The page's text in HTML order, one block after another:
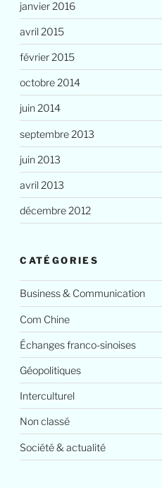
janvier 2016
avril 2015
février 2015
octobre 2014
juin 2014
septembre 2013
juin 2013
avril 2013
décembre 2012
CATÉGORIES
Business & Communication
Com Chine
Échanges franco-sinoises
Géopolitiques
Interculturel
Non classé
Société & actualité